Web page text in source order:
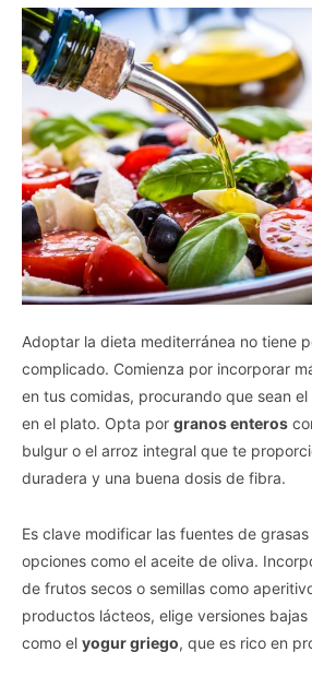
Adoptar la dieta mediterránea no tiene
complicado. Comienza por incorporar
en tus comidas, procurando que sean
en el plato. Opta por granos enteros
bulgur o el arroz integral que te
duradera y una buena dosis de fibra.
Es clave modificar las fuentes de
opciones como el aceite de oliva.
de frutos secos o semillas como
productos lácteos, elige versiones
como el yogur griego, que es rico en